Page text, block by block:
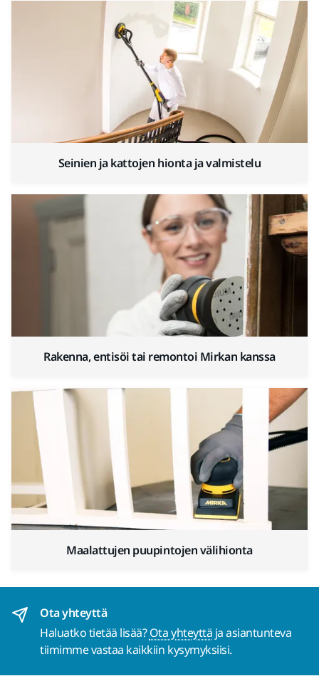
Seinien ja kattojen hionta ja valmistelu
Rakenna, entisöi tai remontoi Mirkan kanssa
Maalattujen puupintojen välihionta
Ota yhteyttä
Haluatko tietää lisää?Ota yhteyttä ja asiantunteva
tiimimme vastaa kaikkiin kysymyksiisi.